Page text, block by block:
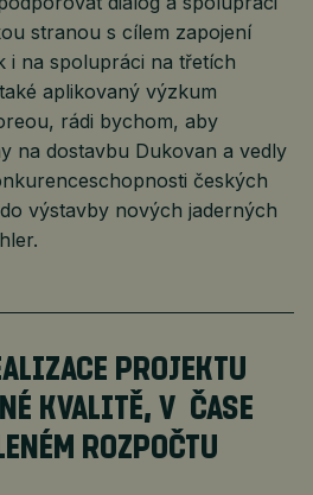
stranou s cílem zapojení
i na spolupráci na třetích
aplikovaný výzkum
rádi bychom, aby
na dostavbu Dukovan a vedly
českých
výstavby nových jaderných
PROJEKTU
KVALITĚ, V ČASE
ROZPOČTU